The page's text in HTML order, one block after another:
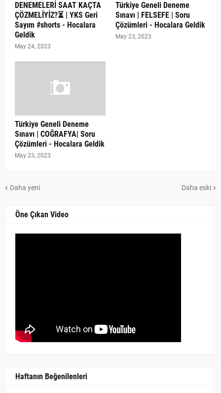
DENEMELERİ SAAT KAÇTA
ÇÖZMELİYİZ?⏳ | YKS Geri
Sayım #shorts - Hocalara
Geldik
May 24, 2023
Türkiye Geneli Deneme
Sınavı | FELSEFE | Soru
Çözümleri - Hocalara Geldik
May 23, 2023
Türkiye Geneli Deneme
Sınavı | COĞRAFYA| Soru
Çözümleri - Hocalara Geldik
May 23, 2023
Daha yeni Daha eski
Öne Çıkan Video
Haftanın Beğenilenleri